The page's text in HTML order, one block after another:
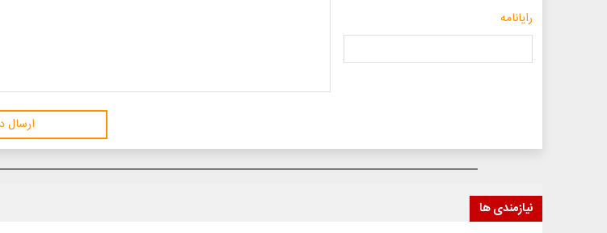
رایانامه
ارسال
نیازمندی ها